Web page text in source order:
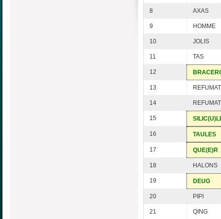
8 AXAS
9 HOMME
10 JOLIS
11 TAS
12
13 REFUMAT
14
15
16 TAULES
17 QUE(E)R
18 HALONS
19 DEUG
20 PIPI
21 QING